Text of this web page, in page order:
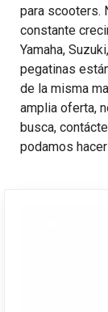
para scooters.
constante
Yamaha,
pegatinas
de la misma
amplia oferta,
busca,
podamos